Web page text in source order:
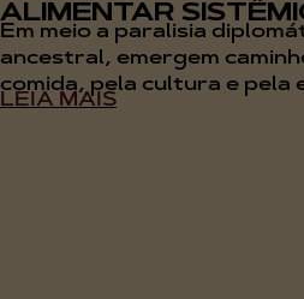
ALIMENTAR
Em meio a paralisia
ancestral, emergem
comida, pela cultura e pela
LEIA MAIS